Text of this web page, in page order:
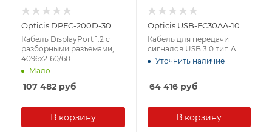
Opticis DPFC-200D-30
Кабель DisplayPort 1.2 с
разборными разъемами,
4096x2160/60
Мало
107 482 руб
В корзину
Opticis USB-FC30AA-10
Кабель для передачи
сигналов USB 3.0 тип A
Уточнить наличие
64 416руб
В корзину